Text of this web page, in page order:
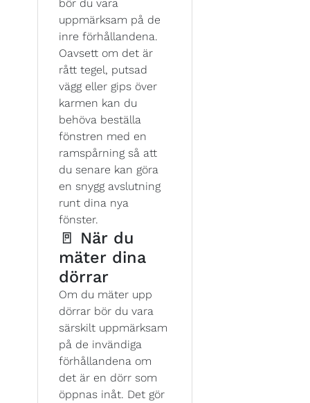
bör du vara
uppmärksam på de
inre förhållandena.
Oavsett om det är
rått tegel, putsad
vägg eller gips över
karmen kan du
behöva beställa
fönstren med en
ramspårning så att
du senare kan göra
en snygg avslutning
runt dina nya
fönster.
🚪 När du
mäter dina
dörrar
Om du mäter upp
dörrar bör du vara
särskilt uppmärksam
på de invändiga
förhållandena om
det är en dörr som
öppnas inåt. Det gör